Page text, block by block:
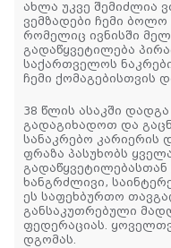
ახლა უკვე შემიძლია
ვემზადები ჩემი ბოლო
რომელიც ივნისში
გადაწყვეტილება
საქართველოს
ჩემი ქომაგებისთვის
38 წლის ასაკში
გადაგიხადოთ და
სანაკრებო კარიერის
ფრაზა პასუხობს
ხანგრძლივი,
ეს საფეხბურთო
განსაკუთრებული
ფედერაციას.
დგომას.